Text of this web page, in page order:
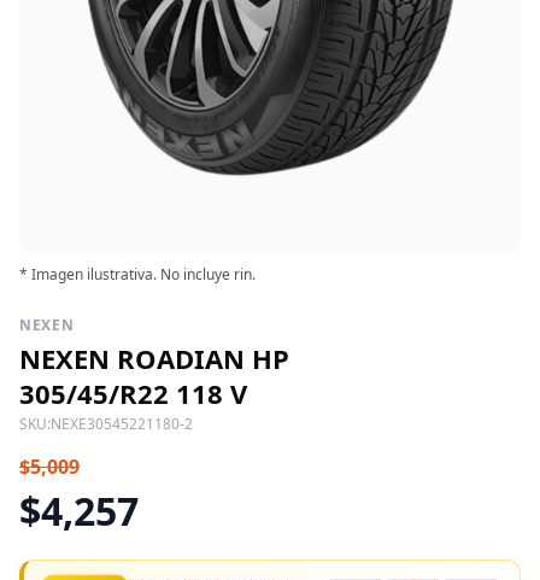
* Imagen ilustrativa. No incluye rin.
NEXEN
NEXEN ROADIAN HP
305/45/R22 118 V
SKU:NEXE30545221180-2
$5,009
$4,257